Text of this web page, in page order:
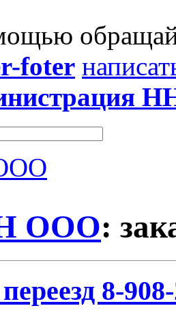
foter
ООО:
8-